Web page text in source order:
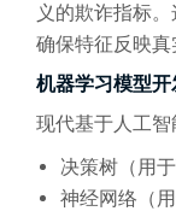
义的欺诈指标
确保特征反映真
机器学习模型开
现代基于人工智
决策树（用
神经网络（